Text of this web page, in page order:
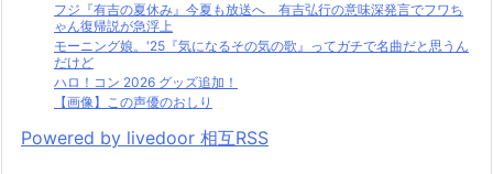
フジ『有吉の夏休み』今夏も放送へ 有吉弘行の意味深発言でフワち
ゃん復帰説が急浮上
モーニング娘。'25『気になるその気の歌』ってガチで名曲だと思うん
だけど
ハロ！コン 2026 グッズ追加！
【画像】この声優のおしり
Powered by livedoor 相互RSS